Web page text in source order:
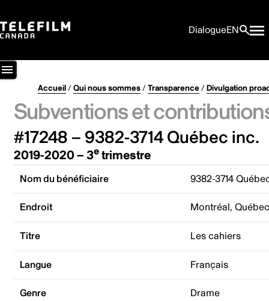
DialogueEN
Accueil/Qui nous sommes/Transparence/Divulgation
Subventions et
#17248 – 9382-3714 Québec inc.
2019-2020 – 3etrimestre
Nom du bénéficiaire 9382-3714
Endroit Montréal,
Titre Les cahiers
Langue Français
Genre Drame